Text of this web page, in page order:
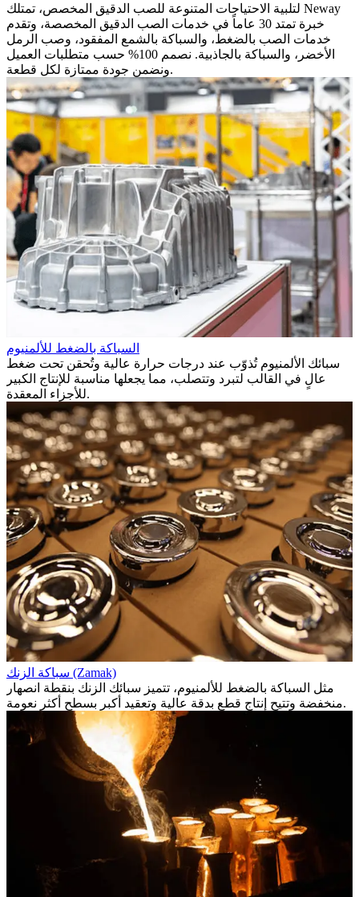
لتلبية الاحتياجات المتنوعة للصب الدقيق المخصص، تمتلك Neway
خبرة تمتد 30 عاماً في خدمات الصب الدقيق المخصصة، وتقدم
خدمات الصب بالضغط، والسباكة بالشمع المفقود، وصب الرمل
الأخضر، والسباكة بالجاذبية. نصمم 100% حسب متطلبات العميل
ونضمن جودة ممتازة لكل قطعة.
السباكة بالضغط للألمنيوم
سبائك الألمنيوم تُذوّب عند درجات حرارة عالية وتُحقن تحت ضغط
عالٍ في القالب لتبرد وتتصلب، مما يجعلها مناسبة للإنتاج الكبير
للأجزاء المعقدة.
سباكة الزنك (Zamak)
مثل السباكة بالضغط للألمنيوم، تتميز سبائك الزنك بنقطة انصهار
منخفضة وتتيح إنتاج قطع بدقة عالية وتعقيد أكبر بسطح أكثر نعومة.